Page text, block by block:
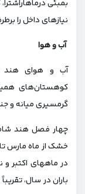
نیازهای داخل را
آب و هوا
آب و هوای هند
کوهستان‌های
گرمسیری میانه و
چهار فصل هند
خشک از ماه مارس